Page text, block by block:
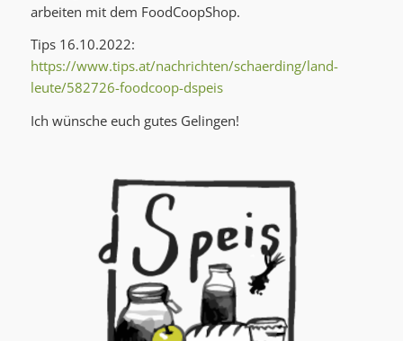
arbeiten mit dem FoodCoopShop.
Tips 16.10.2022:
https://www.tips.at/nachrichten/schaerding/land-
leute/582726-foodcoop-dspeis
Ich wünsche euch gutes Gelingen!